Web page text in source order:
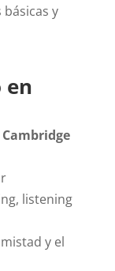
y
en
Cambridge
listening
y el